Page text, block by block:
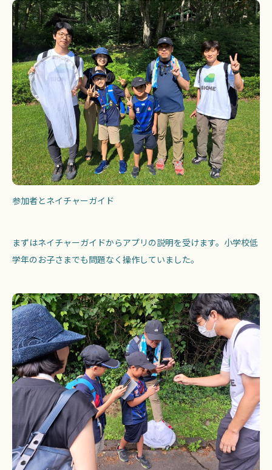
参加者とネイチャーガイド
まずはネイチャーガイドからアプリの説明を受けます。小学校低
学年のお子さまでも問題なく操作していました。